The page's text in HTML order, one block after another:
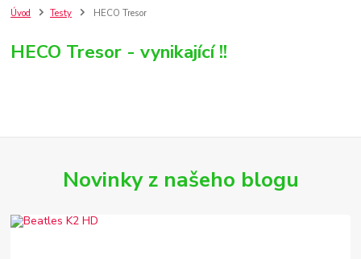
Úvod Testy HECO Tresor
HECO Tresor - vynikající !!
Novinky z našeho blogu